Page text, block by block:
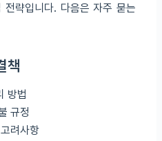
략입니다. 다음은 자주 묻는
책
방법
규정
려사항